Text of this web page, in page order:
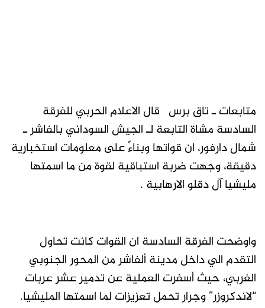
متابعات ـ تاق برس قال الاعلام الحربي للفرقة
السادسة مشاة التابعة لـ الجيش السوداني بالفاشر ـ
شمال دارفور، ان قواتها وبناءً على معلومات استخبارية
دقيقة، وجهت ضربة استباقية لقوة من ما اسمتها
مليشيا آل دقلو الارهابية .
واوضحت الفرقة السادسة ان القوات كانت تحاول
التقدم الي داخل مدينة ألفاشر من المحور الجنوبي
الغربي، حيث أسفرت العملية عن تدمير عشر عربات
“لاندكروزر” وجرار تحمل تعزيزات لما اسمتها المليشيا.